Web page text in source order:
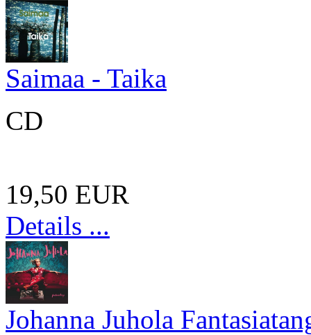
Saimaa - Taika
CD
19,50 EUR
Details ...
Johanna Juhola